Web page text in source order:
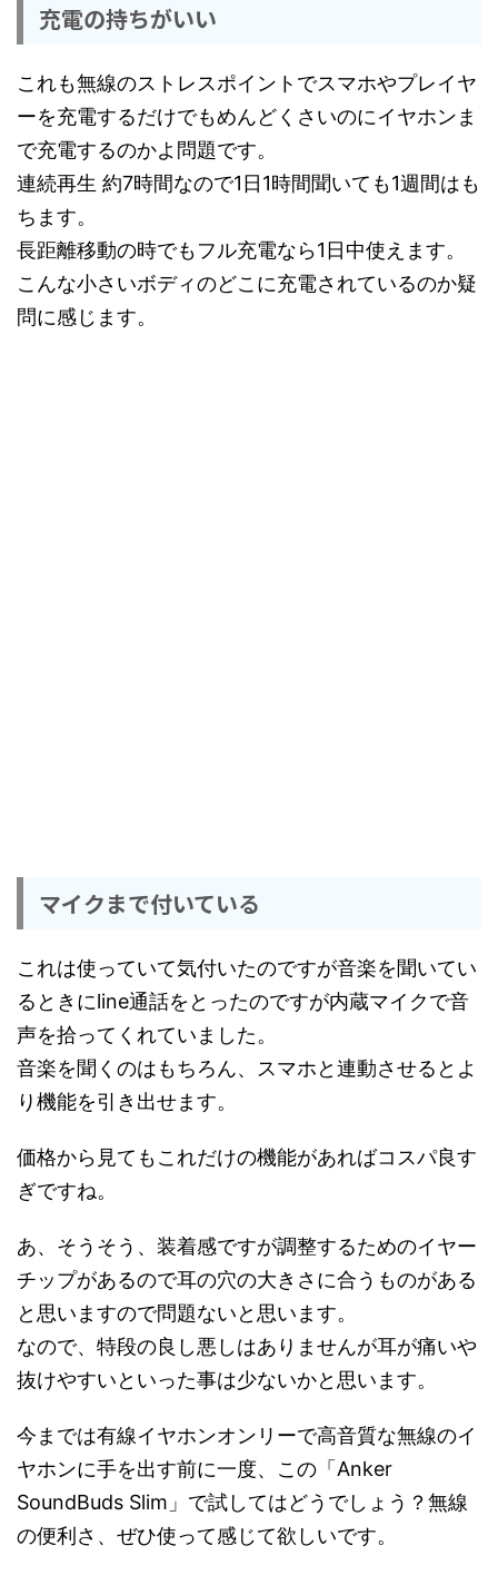
充電の持ちがいい
これも無線のストレスポイントでスマホやプレイヤ
ーを充電するだけでもめんどくさいのにイヤホンま
で充電するのかよ問題です。
連続再生 約7時間なので1日1時間聞いても1週間はも
ちます。
長距離移動の時でもフル充電なら1日中使えます。
こんな小さいボディのどこに充電されているのか疑
問に感じます。
マイクまで付いている
これは使っていて気付いたのですが音楽を聞いてい
るときにline通話をとったのですが内蔵マイクで音
声を拾ってくれていました。
音楽を聞くのはもちろん、スマホと連動させるとよ
り機能を引き出せます。
価格から見てもこれだけの機能があればコスパ良す
ぎですね。
あ、そうそう、装着感ですが調整するためのイヤー
チップがあるので耳の穴の大きさに合うものがある
と思いますので問題ないと思います。
なので、特段の良し悪しはありませんが耳が痛いや
抜けやすいといった事は少ないかと思います。
今までは有線イヤホンオンリーで高音質な無線のイ
ヤホンに手を出す前に一度、この「Anker
SoundBuds Slim」で試してはどうでしょう？無線
の便利さ、ぜひ使って感じて欲しいです。